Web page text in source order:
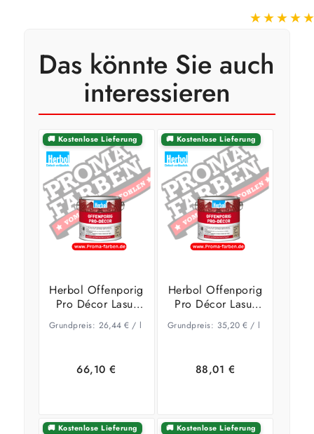
Das könnte Sie auch
interessieren
🚚 Kostenlose Lieferung
Herbol Offenporig
Pro Décor Lasur
2,5 Liter Walnuss
(HOLZLASUR)
Grundpreis: 26,44 €/ l
66,10€
🚚 Kostenlose Lieferung
Herbol Offenporig
Pro Décor Lasur
2,5 Liter EICHE
HELL
Grundpreis: 35,20 €/ l
88,01 €
🚚 Kostenlose Lieferung 🚚 Kostenlose Lieferung